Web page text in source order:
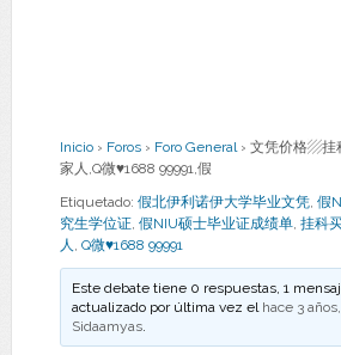
Inicio › Foros › Foro General › 文凭价格▨挂
家人,Q微♥1688 99991,假
Etiquetado: 假北伊利诺伊大学毕业文凭, 假
究生学位证, 假NIU硕士毕业证成绩单, 挂科
人 , Q微♥1688 99991
Este debate tiene 0 respuestas, 1
actualizado por última vez el hace 3
Sidaamyas.